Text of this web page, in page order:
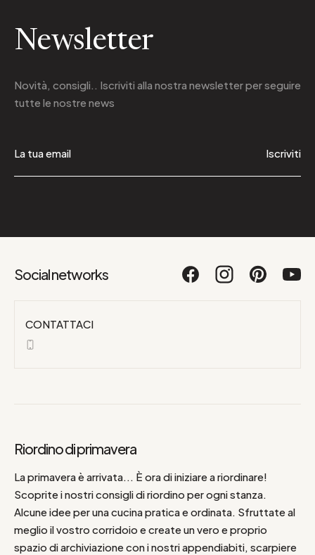
Newsletter
Novità, consigli.. Iscriviti alla nostra newsletterper seguire
tutte le nostre news
Iscriviti
Social networks
CONTATTACI
Riordino di primavera
La primavera è arrivata... È ora di iniziare a riordinare!
Scoprite i nostri consigli di riordino per ogni stanza.
Alcune idee per una cucina pratica e ordinata. Sfruttate al
meglio il vostro corridoio e create un vero e proprio
spazio di archiviazione con i nostri appendiabiti, scarpiere